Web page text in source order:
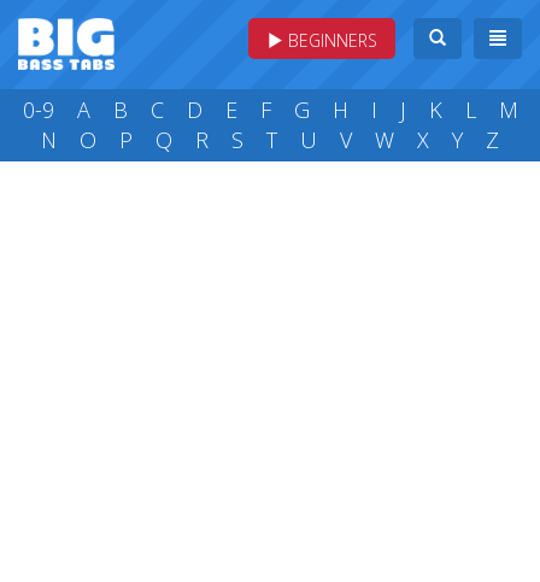
BEGINNERS
0-9 A B C D E F G H I J K L
M
N
O P Q R S T U V W X Y Z